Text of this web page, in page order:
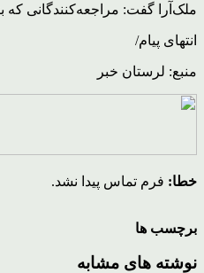
ملک‌آرا گفت: مراجعه‌کنندگانی که
انتهای پیام/
منبع: لرستان خبر
خطا: فرم تماس پیدا نشد.
برچسب ها
نوشته های مشابه